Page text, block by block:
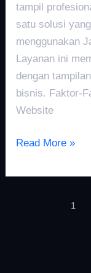
tampil
satu solusi
menggunakan
Layanan ini
dengan
bisnis. Faktor-
Website
Read More »
1